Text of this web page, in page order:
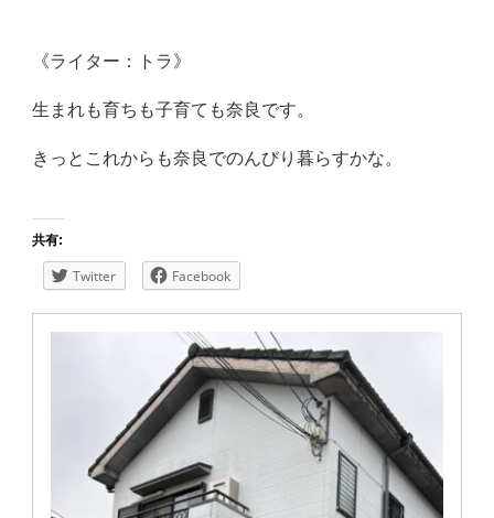
《ライター：トラ》
生まれも育ちも子育ても奈良です。
きっとこれからも奈良でのんびり暮らすかな。
共有:
Twitter Facebook